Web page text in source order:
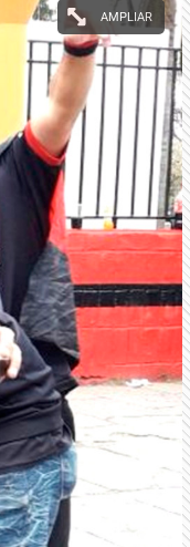
AMPLIAR